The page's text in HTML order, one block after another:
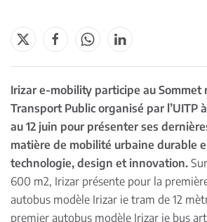
Irizar e-mobility participe au Sommet
Transport Public organisé par l’UITP
au 12 juin pour présenter ses
matière de mobilité urbaine durable
technologie, design et innovation.
600 m2, Irizar présente pour la
autobus modèle Irizar ie tram de 12
premier autobus modèle Irizar ie bus